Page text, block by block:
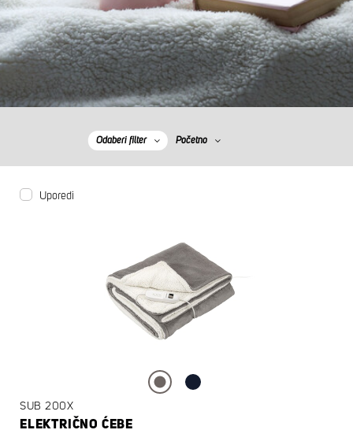
Odaberi filter Početno
Uporedi
SUB 200X
ELEKTRIČNO ĆEBE